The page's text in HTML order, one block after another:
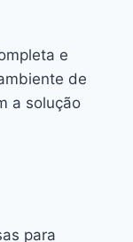
e
de
a solução
para